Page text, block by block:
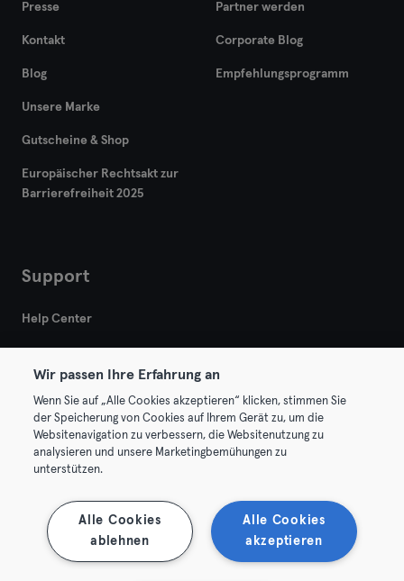
Presse
Kontakt
Blog
Unsere Marke
Gutscheine & Shop
Europäischer Rechtsakt zur
Barrierefreiheit 2025
Partner werden
Corporate Blog
Empfehlungsprogramm
Support
Help Center
© 2026 Urban Sports Group GmbH. All rights reserved.
AGB Datenschutz
Vertrag hier kündigen Hier Verträge widerrufen
Wir passen Ihre Erfahrung an
Wenn Sie auf „Alle Cookies akzeptieren“ klicken, stimmen Sie
der Speicherung von Cookies auf Ihrem Gerät zu, um die
Websitenavigation zu verbessern, die Websitenutzung zu
analysieren und unsere Marketingbemühungen zu
unterstützen.
Alle Cookies
akzeptieren
Alle Cookies
ablehnen